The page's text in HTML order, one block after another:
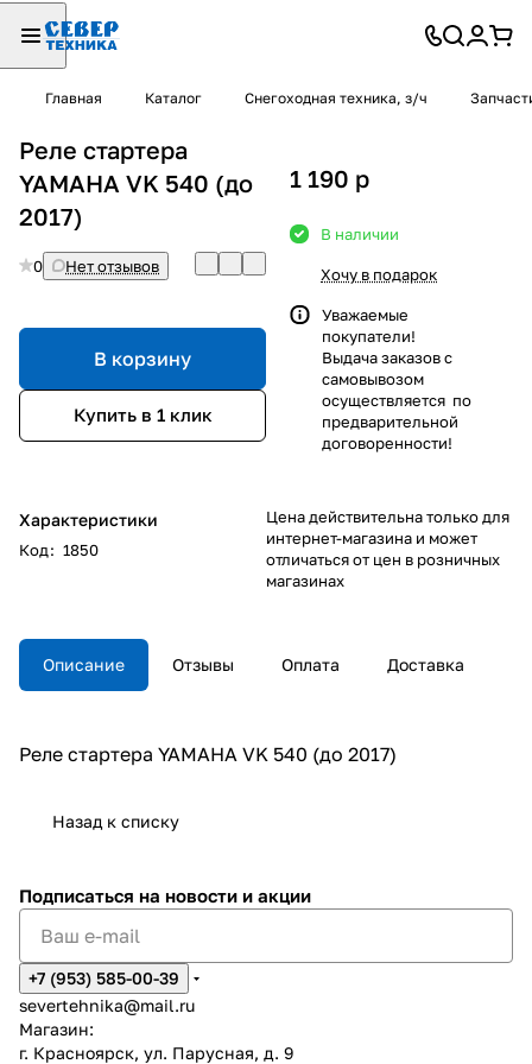
Главная Каталог Снегоходная техника, з/ч
Реле стартера
YAMAHA VK 540 (до
2017)
0 Нет отзывов
В корзину
Купить в 1 клик
Характеристики
Код: 1850
1 190 p
В наличии
Хочу в подарок
Уважаемые
покупатели!
Выдача заказов с
самовывозом
осуществляется по
предварительной
договоренности!
Цена действительна только для
интернет-магазина и может
отличаться от цен в розничных
магазинах
Описание Отзывы Оплата Доставка
Реле стартера YAMAHA VK 540 (до 2017)
Назад к списку
Подписаться на новости и акции
+7 (953) 585-00-39
severtehnika@mail.ru
Магазин:
г. Красноярск, ул. Парусная, д. 9